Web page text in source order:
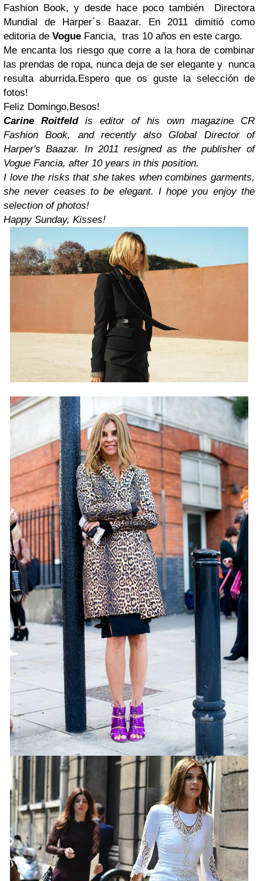
Fashion Book, y desde hace poco también Directora
Mundial de Harper´s Baazar. En 2011 dimitió como
editoria de Vogue Fancia, tras 10 años en este cargo.
Me encanta los riesgo que corre a la hora de combinar
las prendas de ropa, nunca deja de ser elegante y nunca
resulta aburrida.Espero que os guste la selección de
fotos!
Feliz Domingo,Besos!
Carine Roitfeldis editor of his own magazine CR
Fashion Book, and recently also Global Director of
Harper's Baazar. In 2011 resigned as the publisher of
Vogue Fancia, after 10 years in this position.
I love the risks that she takes when combines garments,
she never ceases to be elegant. I hope you enjoy the
selection of photos!
Happy Sunday, Kisses!